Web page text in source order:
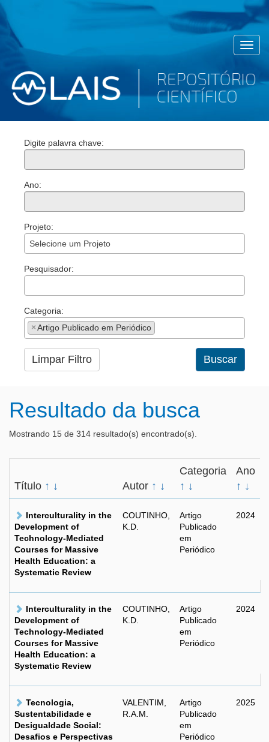
Digite palavra chave:
Ano:
Projeto:
Selecione um Projeto
Pesquisador:
Categoria:
×Artigo Publicado em Periódico
Limpar Filtro Buscar
Resultado da busca
Mostrando 15 de 314 resultado(s) encontrado(s).
Título ↑ ↓ Autor ↑ ↓
Categoria
↑ ↓
Ano
↑ ↓
Interculturality in the
Development of
Technology-Mediated
Courses for Massive
Health Education: a
Systematic Review
COUTINHO,
K.D.
Artigo
Publicado
em
Periódico
2024
Interculturality in the
Development of
Technology-Mediated
Courses for Massive
Health Education: a
Systematic Review
COUTINHO,
K.D.
Artigo
Publicado
em
Periódico
2024
Tecnologia,
Sustentabilidade e
Desigualdade Social:
Desafios e Perspectivas
VALENTIM,
R.A.M.
Artigo
Publicado
em
Periódico
2025